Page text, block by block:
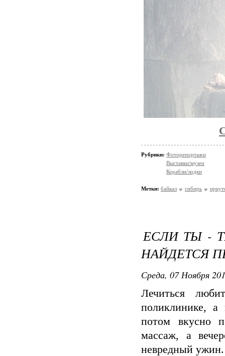
Рубрики: Фоторепортажи
Выставки/музеи
Корабли/лодки
Метки: байкал сибирь
ЕСЛИ ТЫ -
НАЙДЕТСЯ
Среда, 07 Ноября
Лечиться
поликлинике,
потом вкусно
массаж, а
невредный